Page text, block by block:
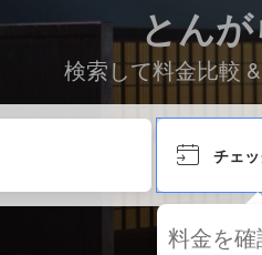
とん
検索して料金比較
料金を